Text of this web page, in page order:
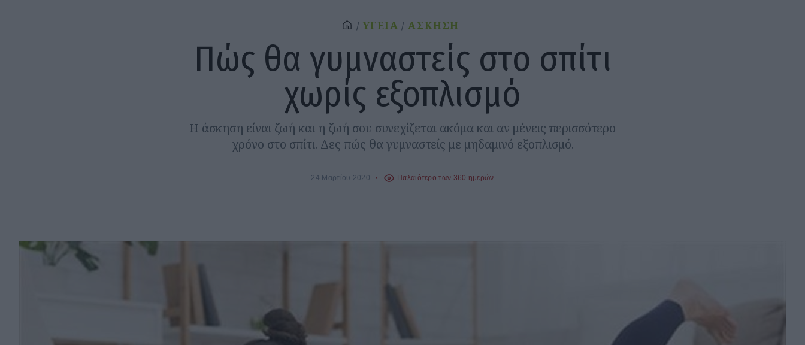
ΥΓΕΙΑ ΑΣΚΗΣΗ
Πώς θα γυμναστείς στο σπίτι
χωρίς εξοπλισμό
Η άσκηση είναι ζωή και η ζωή σου συνεχίζεται ακόμα και αν μένεις περισσότερο
χρόνο στο σπίτι. Δες πώς θα γυμναστείς με μηδαμινό εξοπλισμό.
24 Μαρτίου 2020 Παλαιότερο των 360 ημερών